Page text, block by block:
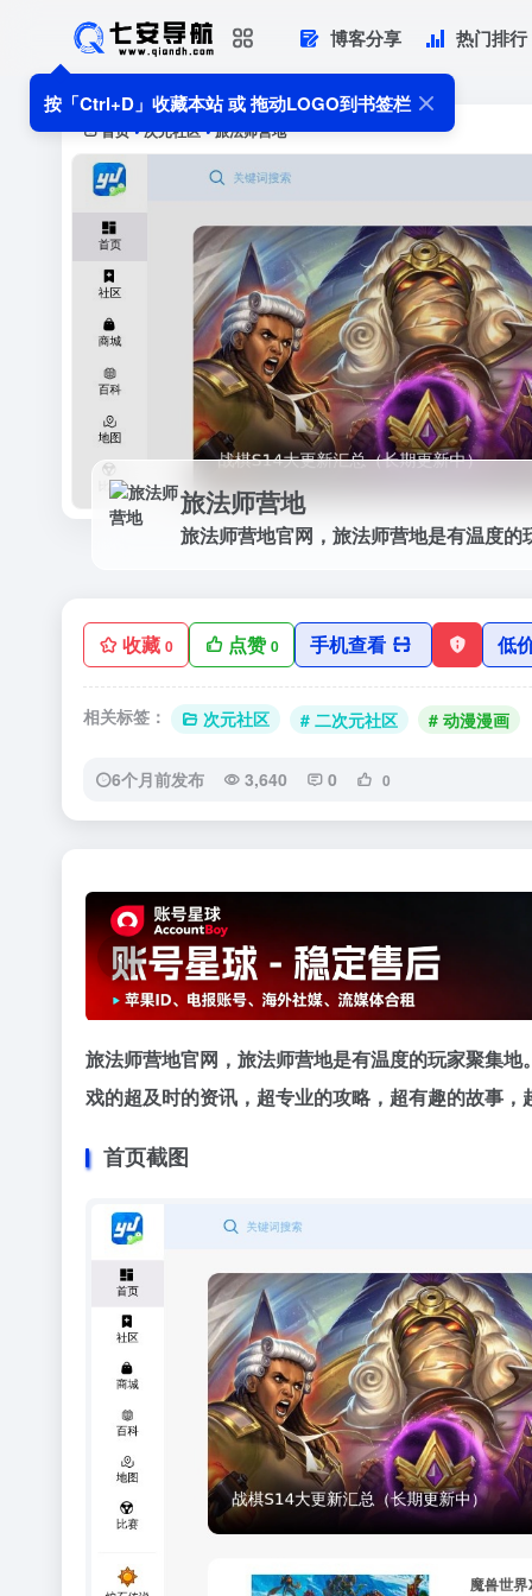
按「Ctrl+D」收藏本站 或 拖动LOGO到书签栏
博客分享 热门排行
首页 • 次元社区 • 旅法师营地
旅法师营地
收藏 0 点赞0 手机查看 低
相关标签： 次元社区 # 二次元社区 # 动漫漫画
6个月前发布 3,640 0 0
旅法师营地
旅法师营地官网，旅法师营地是有温
资讯，超专业的攻略，超有趣的故事
‹
旅法师营地官网，旅法师营地是有温度的玩家聚集
戏的超及时的资讯，超专业的攻略，超有趣的故事，
首页截图